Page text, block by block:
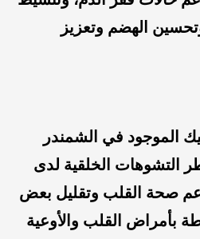
الهضم وتعزيز
الموجود في الشمندر
التشوهات الخلقية لدى
صحة القلب وتقليل بعض
بأمراض القلب والأوعية